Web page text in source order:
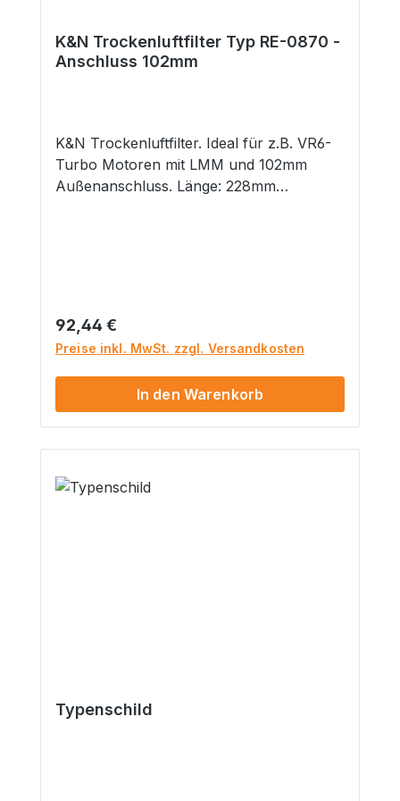
K&N Trockenluftfilter Typ RE-0870 -
Anschluss 102mm
K&N Trockenluftfilter. Ideal für z.B. VR6-
Turbo Motoren mit LMM und 102mm
Außenanschluss. Länge: 228mm
mehr Druck auf den LMM passen.
GefahrenhinweiseNicht geeignet für
Kinder unter 14 Jahren. Dieses Produkt
hat funktionsbedingt scharfe Kanten. ..::
Dieser Artikel wird ohne Teilegutachten,
ABE, etc. ausgeliefert. Eine Begutachtung
Regulärer Preis:
92,44 €
Preise inkl. MwSt. zzgl. Versandkosten
In den Warenkorb
Typenschild